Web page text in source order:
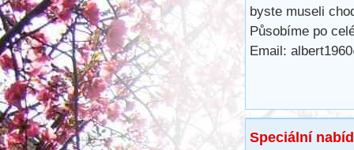
byste museli
Působíme po
Email:
Speciální